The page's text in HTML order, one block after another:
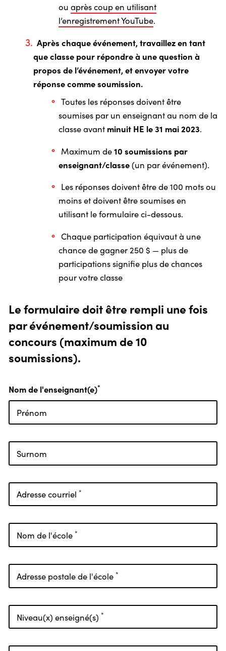
ou après coup en utilisant
l’enregistrement YouTube.
Après chaque événement, travaillez en tant
que classe pour répondre à une question à
propos de l’événement, et envoyer votre
réponse comme soumission.
Toutes les réponses doivent être
soumises par un enseignant au nom de la
classe avant minuit HE le 31 mai 2023.
Maximum de10 soumissions par
enseignant/classe(un par événement).
Les réponses doivent être de 100 mots ou
moins et doivent être soumises en
utilisant le formulaire ci-dessous.
Chaque participation équivaut à une
chance de gagner 250 $ — plus de
participations signifie plus de chances
pour votre classe
Le formulaire doit être rempli une fois
par événement/soumission au
concours (maximum de 10
soumissions).
Nom de l'enseignant(e)*
Prénom
Surnom
Adresse courriel*
Nom de l'école*
Adresse postale de l'école*
Niveau(x) enseigné(s)*